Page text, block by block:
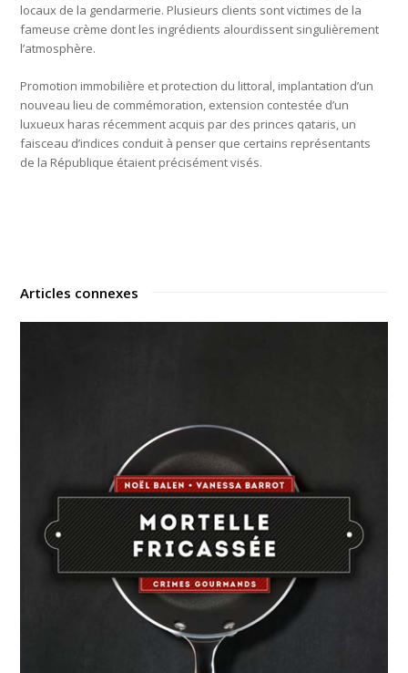
locaux de la gendarmerie. Plusieurs clients sont victimes de la
fameuse crème dont les ingrédients alourdissent singulièrement
l’atmosphère.
Promotion immobilière et protection du littoral, implantation d’un
nouveau lieu de commémoration, extension contestée d’un
luxueux haras récemment acquis par des princes qataris, un
faisceau d’indices conduit à penser que certains représentants
de la République étaient précisément visés.
Articles connexes